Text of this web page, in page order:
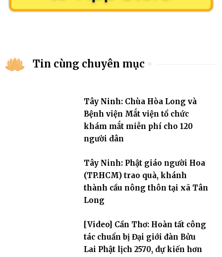
Tin cùng chuyên mục
Tây Ninh: Chùa Hòa Long và
Bệnh viện Mắt viện tổ chức
khám mắt miễn phí cho 120
người dân
Tây Ninh: Phật giáo người Hoa
(TP.HCM) trao quà, khánh
thành cầu nông thôn tại xã Tân
Long
[Video] Cần Thơ: Hoàn tất công
tác chuẩn bị Đại giới đàn Bửu
Lai Phật lịch 2570, dự kiến hơn